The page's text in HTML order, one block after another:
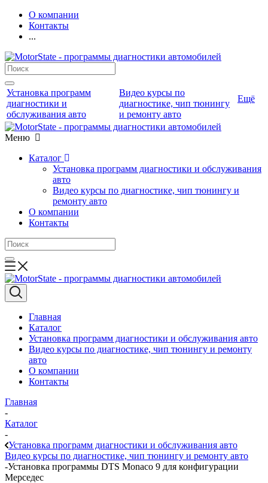
О компании
Контакты
...
Установка программ
диагностики и
обслуживания авто
Видео курсы по
диагностике, чип тюнингу
и ремонту авто
Ещё
Меню
Каталог
Установка программ диагностики и обслуживания
авто
Видео курсы по диагностике, чип тюнингу и
ремонту авто
О компании
Контакты
Главная
Каталог
Установка программ диагностики и обслуживания авто
Видео курсы по диагностике, чип тюнингу и ремонту
авто
О компании
Контакты
Главная
-
Каталог
-
Установка программ диагностики и обслуживания авто
Видео курсы по диагностике, чип тюнингу и ремонту авто
-Установка программы DTS Monaco 9 для конфигурации
Мерседес